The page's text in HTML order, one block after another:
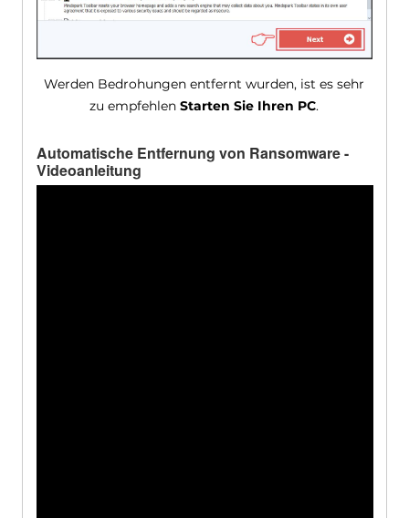
Werden Bedrohungen entfernt wurden, ist es sehr
zu empfehlenStarten Sie Ihren PC.
Automatische Entfernung von Ransomware -
Videoanleitung